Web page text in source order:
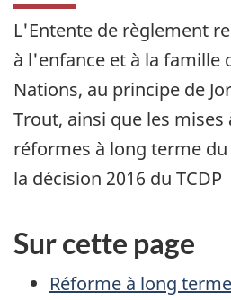
L'Entente de règlement
à l'enfance et à la famille
Nations, au principe de
Trout, ainsi que les
réformes à long terme
la décision 2016 du TCDP
Sur cette page
Réforme à long